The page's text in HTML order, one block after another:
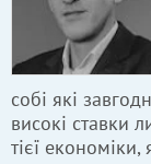
собі які
високі ставки
тієї